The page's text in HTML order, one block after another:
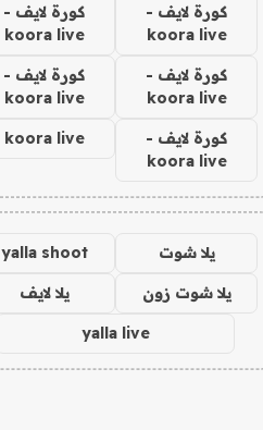
كورة لايف -
koora live
كورة لايف -
koora live
كورة لايف -
koora live
كورة لايف -
koora live
كورة لايف -
koora live
koora live
يلا شوت yalla shoot
يلا شوت زون يلا لايف
yalla live